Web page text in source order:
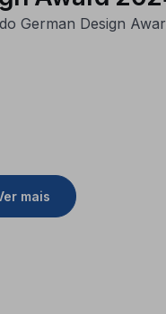
German Design
mais